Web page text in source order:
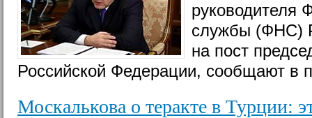
руководителя
службы (ФНС)
на пост
Российской Федерации, сообщают в
Москалькова о теракте в Турции: